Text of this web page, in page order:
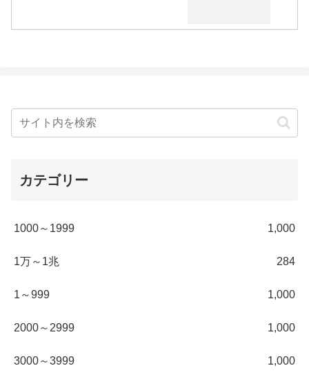
カテゴリー
1000～1999 1,000
1万～1兆 284
1～999 1,000
2000～2999 1,000
3000～3999 1,000